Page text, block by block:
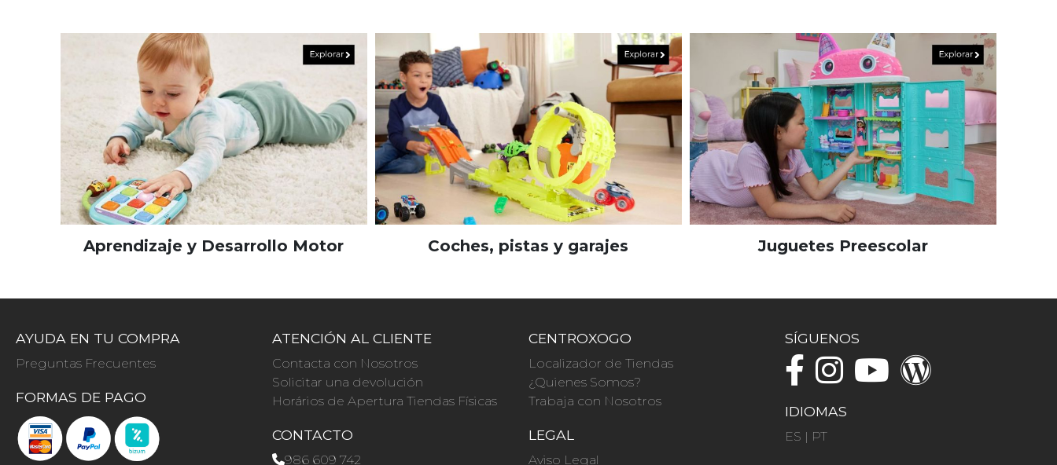
Aprendizaje y Desarrollo Motor Coches, pistas y garajes Juguetes Preescolar
AYUDA EN TU COMPRA
Preguntas Frecuentes
FORMAS DE PAGO
ATENCIÓN AL CLIENTE
Contacta con Nosotros
Solicitar una devolución
Horários de Apertura Tiendas Físicas
CONTACTO
986 609 742
CENTROXOGO
Localizador de Tiendas
¿Quienes Somos?
Trabaja con Nosotros
LEGAL
Aviso Legal
SÍGUENOS
IDIOMAS
ES | PT